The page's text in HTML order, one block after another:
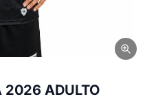
2026 ADULTO